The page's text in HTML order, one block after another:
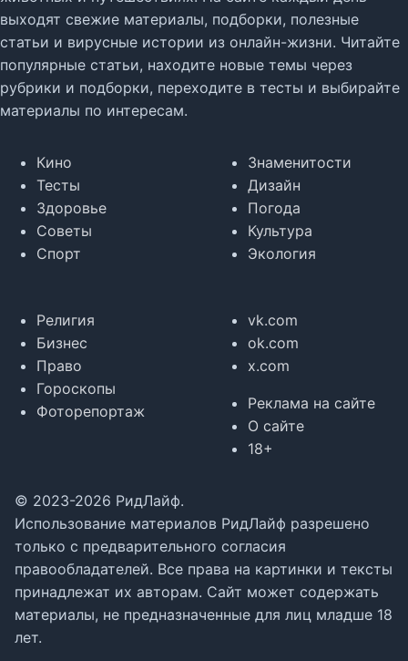
выходят свежие материалы, подборки, полезные
статьи и вирусные истории из онлайн-жизни. Читайте
популярные статьи, находите новые темы через
рубрики и подборки, переходите в тесты и выбирайте
материалы по интересам.
Кино
Тесты
Здоровье
Советы
Спорт
Знаменитости
Дизайн
Погода
Культура
Экология
Религия
Бизнес
Право
Гороскопы
Фоторепортаж
vk.com
ok.com
x.com
Реклама на сайте
О сайте
18+
© 2023-2026 РидЛайф.
Использование материалов РидЛайф разрешено
только с предварительного согласия
правообладателей. Все права на картинки и тексты
принадлежат их авторам. Сайт может содержать
материалы, не предназначенные для лиц младше 18
лет.